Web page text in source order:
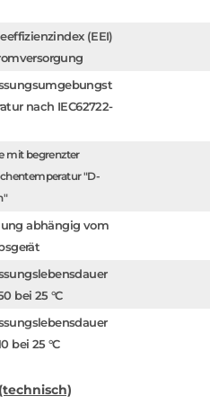
(EEI)
nach IEC62722-
mit begrenzter
"D-
abhängig vom
bei 25 °C
bei 25 °C